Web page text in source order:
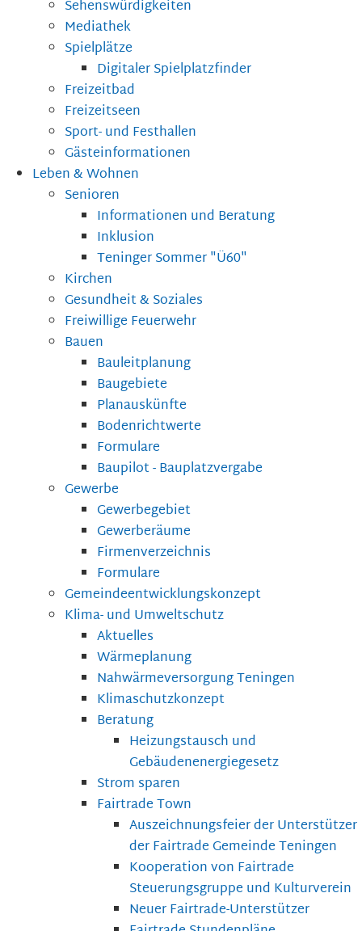
Sehenswürdigkeiten
Mediathek
Spielplätze
Digitaler Spielplatzfinder
Freizeitbad
Freizeitseen
Sport- und Festhallen
Gästeinformationen
Leben & Wohnen
Senioren
Informationen und Beratung
Inklusion
Teninger Sommer "Ü60"
Kirchen
Gesundheit & Soziales
Freiwillige Feuerwehr
Bauen
Bauleitplanung
Baugebiete
Planauskünfte
Bodenrichtwerte
Formulare
Baupilot - Bauplatzvergabe
Gewerbe
Gewerbegebiet
Gewerberäume
Firmenverzeichnis
Formulare
Gemeindeentwicklungskonzept
Klima- und Umweltschutz
Aktuelles
Wärmeplanung
Nahwärmeversorgung Teningen
Klimaschutzkonzept
Beratung
Heizungstausch und
Gebäudenenergiegesetz
Strom sparen
Fairtrade Town
Auszeichnungsfeier der Unterstützer
der Fairtrade Gemeinde Teningen
Kooperation von Fairtrade
Steuerungsgruppe und Kulturverein
Neuer Fairtrade-Unterstützer